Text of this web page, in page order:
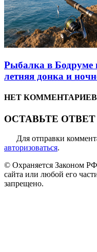
Рыбалка в Бодруме
летняя донка и
НЕТ КОММЕНТАРИЕВ
ОСТАВЬТЕ ОТВЕТ
Для отправки
авторизоваться.
© Охраняется Законом
сайта или любой его
запрещено.